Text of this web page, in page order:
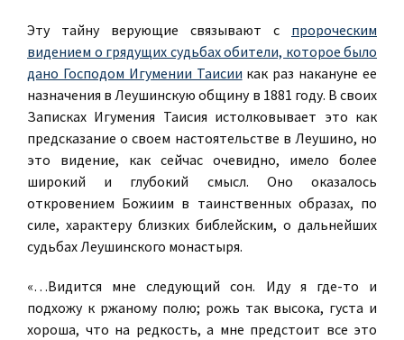
Эту тайну верующие связывают с пророческим
видением о грядущих судьбах обители, которое было
дано Господом Игумении Таисии как раз накануне ее
назначения в Леушинскую общину в 1881 году. В своих
Записках Игумения Таисия истолковывает это как
предсказание о своем настоятельстве в Леушино, но
это видение, как сейчас очевидно, имело более
широкий и глубокий смысл. Оно оказалось
откровением Божиим в таинственных образах, по
силе, характеру близких библейским, о дальнейших
судьбах Леушинского монастыря.
«…Видится мне следующий сон. Иду я где-то и
подхожу к ржаному полю; рожь так высока, густа и
хороша, что на редкость, а мне предстоит все это